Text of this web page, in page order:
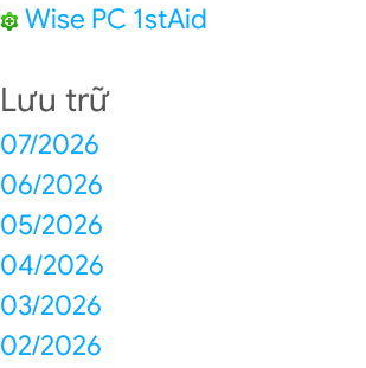
Wise PC 1stAid
Lưu trữ
07/2026
06/2026
05/2026
04/2026
03/2026
02/2026